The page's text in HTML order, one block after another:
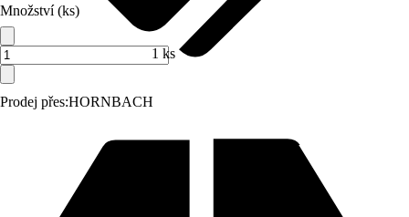
Prodej přes:HORNBACH
Množství (ks)
1 ks